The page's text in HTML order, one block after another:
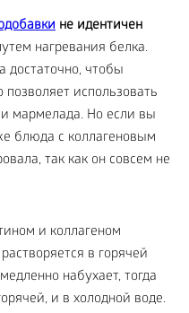
не идентичен
нагревания белка.
достаточно, чтобы
использовать
мармелада. Но если вы
блюда с коллагеновым
так как он совсем не
и коллагеном
в горячей
набухает, тогда
и в холодной воде.